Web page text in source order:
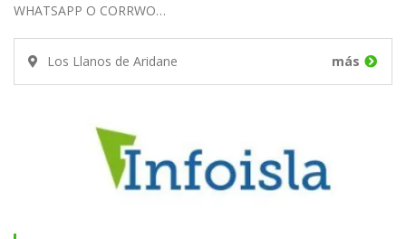
WHATSAPP O CORRWO…
Los Llanos de Aridane más